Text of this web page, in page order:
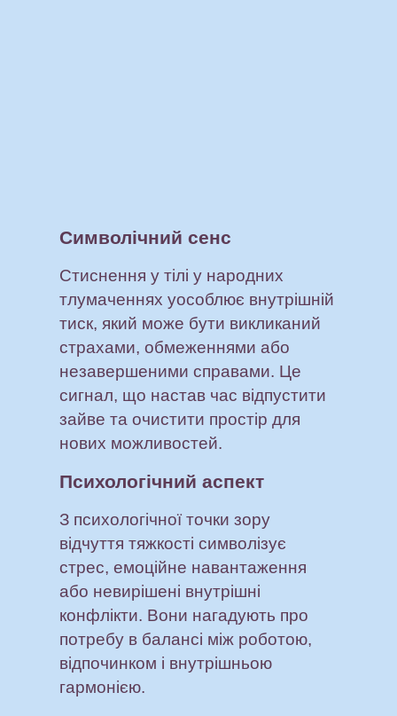
Символічний сенс
Стиснення у тілі у народних
тлумаченнях уособлює внутрішній
тиск, який може бути викликаний
страхами, обмеженнями або
незавершеними справами. Це
сигнал, що настав час відпустити
зайве та очистити простір для
нових можливостей.
Психологічний аспект
З психологічної точки зору
відчуття тяжкості символізує
стрес, емоційне навантаження
або невирішені внутрішні
конфлікти. Вони нагадують про
потребу в балансі між роботою,
відпочинком і внутрішньою
гармонією.